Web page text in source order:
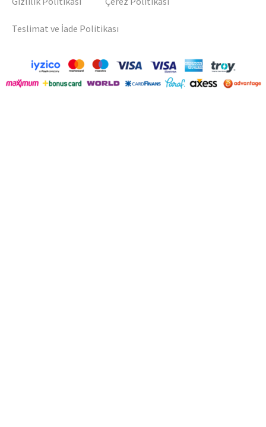
Teslimat ve İade Politikası